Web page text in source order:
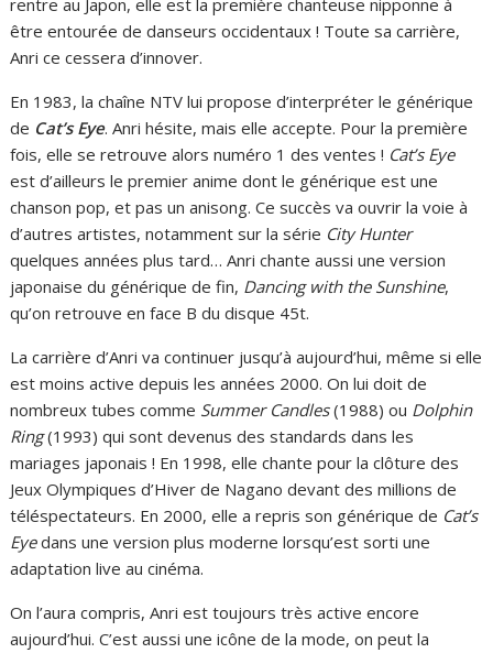
rentre au Japon, elle est la première chanteuse nipponne à
être entourée de danseurs occidentaux ! Toute sa carrière,
Anri ce cessera d’innover.
En 1983, la chaîne NTV lui propose d’interpréter le générique
de Cat’s Eye. Anri hésite, mais elle accepte. Pour la première
fois, elle se retrouve alors numéro 1 des ventes ! Cat’s Eye
est d’ailleurs le premier anime dont le générique est une
chanson pop, et pas un anisong. Ce succès va ouvrir la voie à
d’autres artistes, notamment sur la série City Hunter
quelques années plus tard… Anri chante aussi une version
japonaise du générique de fin, Dancing with the Sunshine,
qu’on retrouve en face B du disque 45t.
La carrière d’Anri va continuer jusqu’à aujourd’hui, même si elle
est moins active depuis les années 2000. On lui doit de
nombreux tubes comme Summer Candles(1988) ou Dolphin
Ring(1993) qui sont devenus des standards dans les
mariages japonais ! En 1998, elle chante pour la clôture des
Jeux Olympiques d’Hiver de Nagano devant des millions de
téléspectateurs. En 2000, elle a repris son générique de Cat’s
Eyedans une version plus moderne lorsqu’est sorti une
adaptation live au cinéma.
On l’aura compris, Anri est toujours très active encore
aujourd’hui. C’est aussi une icône de la mode, on peut la